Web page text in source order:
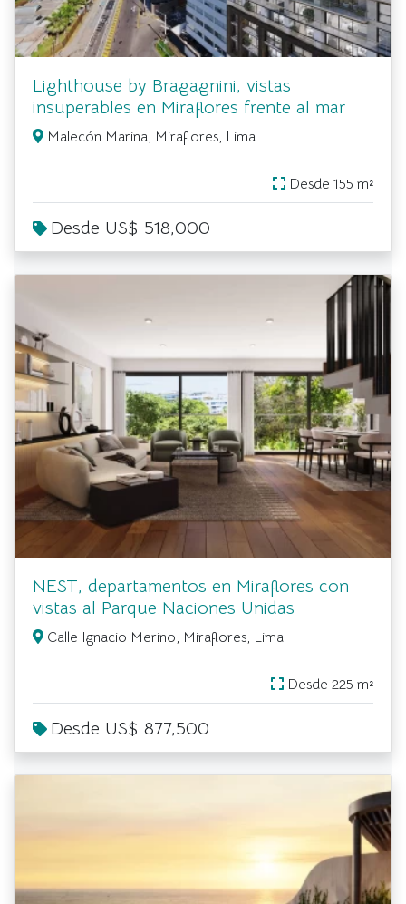
Lighthouse by Bragagnini, vistas
insuperables en Miraflores frente al mar
Malecón Marina, Miraflores, Lima
Desde 155 m²
Desde US$ 518,000
NEST, departamentos en Miraflores con
vistas al Parque Naciones Unidas
Calle Ignacio Merino, Miraflores, Lima
Desde 225 m²
Desde US$ 877,500